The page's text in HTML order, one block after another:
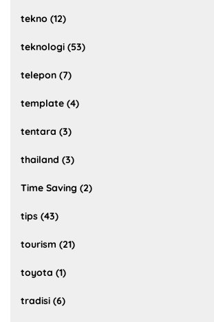
tekno (12)
teknologi (53)
telepon (7)
template (4)
tentara (3)
thailand (3)
Time Saving (2)
tips (43)
tourism (21)
toyota (1)
tradisi (6)